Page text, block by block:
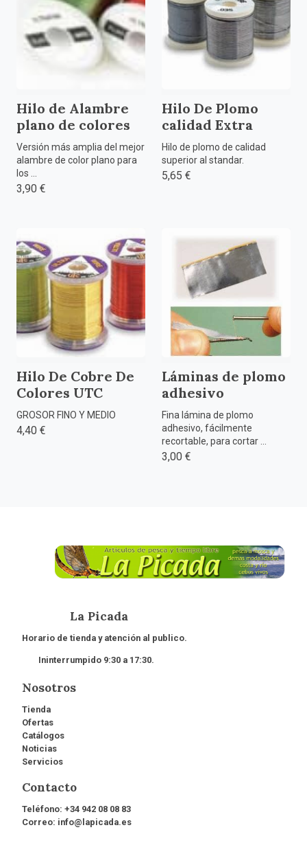
Hilo de Alambre
plano de colores
Versión más amplia del mejor
alambre de color plano para
los ...
3,90 €
Hilo De Plomo
calidad Extra
Hilo de plomo de calidad
superior al standar.
5,65 €
Hilo De Cobre De
Colores UTC
GROSOR FINO Y MEDIO
4,40 €
Láminas de plomo
adhesivo
Fina lámina de plomo
adhesivo, fácilmente
recortable, para cortar ...
3,00 €
La Picada
Horario de tienda y atención al publico.
Ininterrumpido 9:30 a 17:30.
Nosotros
Tienda
Ofertas
Catálogos
Noticias
Servicios
Contacto
Teléfono: +34 942 08 08 83
Correo: info@lapicada.es